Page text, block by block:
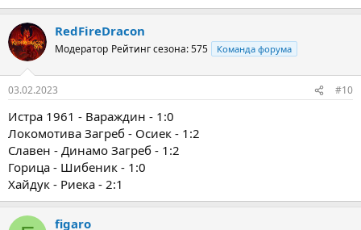
RedFireDracon
Модератор Рейтинг сезона: 575 Команда форума
03.02.2023 #10
Истра 1961 - Вараждин - 1:0
Локомотива Загреб - Осиек - 1:2
Славен - Динамо Загреб - 1:2
Горица - Шибеник - 1:0
Хайдук - Риека - 2:1
figaro